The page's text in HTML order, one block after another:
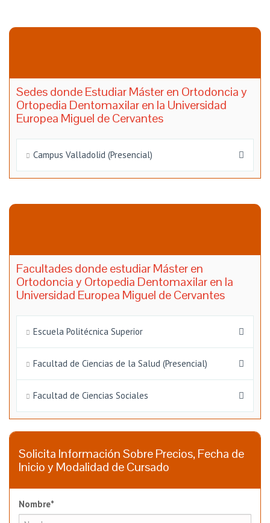
Sedes donde Estudiar Máster en Ortodoncia y
Ortopedia Dentomaxilar en la Universidad
Europea Miguel de Cervantes
Campus Valladolid (Presencial)
Facultades donde estudiar Máster en
Ortodoncia y Ortopedia Dentomaxilar en la
Universidad Europea Miguel de Cervantes
Escuela Politécnica Superior
Facultad de Ciencias de la Salud (Presencial)
Facultad de Ciencias Sociales
Solicita Información Sobre Precios, Fecha de
Inicio y Modalidad de Cursado
Nombre*